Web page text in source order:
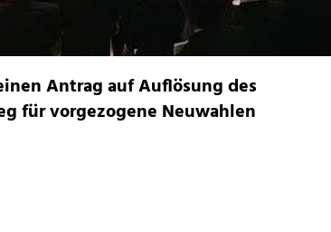
Antrag auf Auflösung des
für vorgezogene Neuwahlen